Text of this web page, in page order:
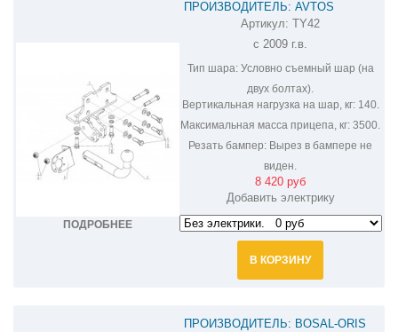
ПОДРОБНЕЕ
ПРОИЗВОДИТЕЛЬ: AVTOS
ФАРКОП НА LEXUS GX 460 TY42
Артикул: TY42
с 2009 г.в.
Тип шара:Условно съемный шар (на
двух болтах).
Вертикальная нагрузка на шар, кг:140.
Максимальная масса прицепа, кг: 3500.
Резать бампер: Вырез в бампере не
виден.
8 420 руб
Добавить электрику
В КОРЗИНУ
ПРОИЗВОДИТЕЛЬ: BOSAL-ORIS